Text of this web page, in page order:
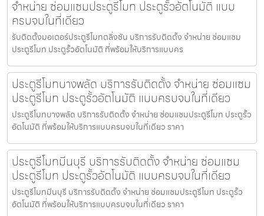
จำหน่าย ซ่อมแซมประตูรีโมท ประตูรั้วอัตโนมัติ แบบ
ครบจบในที่เดียว
รับติดตั้งมอเตอร์ประตูรีโมทตลิ่งชัน บริการรับติดตั้ง จำหน่าย ซ่อมแซม
ประตูรีโมท ประตูรั้วอัตโนมัติ ที่พร้อมให้บริการแบบคร
ประตูรีโมทบางพลัด บริการรับติดตั้ง จำหน่าย ซ่อมแซม
ประตูรีโมท ประตูรั้วอัตโนมัติ แบบครบจบในที่เดียว
ประตูรีโมทบางพลัด บริการรับติดตั้ง จำหน่าย ซ่อมแซมประตูรีโมท ประตูรั้ว
อัตโนมัติ ที่พร้อมให้บริการแบบครบจบในที่เดียว ราคา
ประตูรีโมทมีนบุรี บริการรับติดตั้ง จำหน่าย ซ่อมแซม
ประตูรีโมท ประตูรั้วอัตโนมัติ แบบครบจบในที่เดียว
ประตูรีโมทมีนบุรี บริการรับติดตั้ง จำหน่าย ซ่อมแซมประตูรีโมท ประตูรั้ว
อัตโนมัติ ที่พร้อมให้บริการแบบครบจบในที่เดียว ราคา